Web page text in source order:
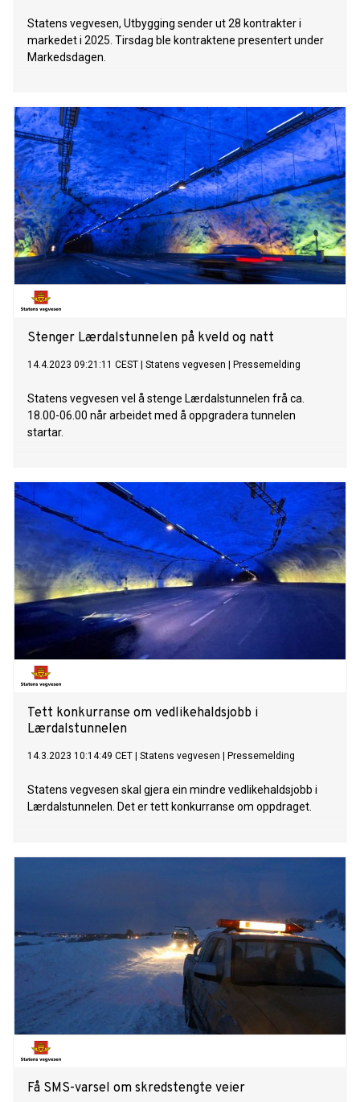
Statens vegvesen, Utbygging sender ut 28 kontrakter i
markedet i 2025. Tirsdag ble kontraktene presentert under
Markedsdagen.
Stenger Lærdalstunnelen på kveld og natt
14.4.2023 09:21:11 CEST Statens vegvesen Pressemelding
Statens vegvesen vel å stenge Lærdalstunnelen frå ca.
18.00-06.00 når arbeidet med å oppgradera tunnelen
startar.
Tett konkurranse om vedlikehaldsjobb i
Lærdalstunnelen
14.3.2023 10:14:49 CET Statens vegvesen Pressemelding
Statens vegvesen skal gjera ein mindre vedlikehaldsjobb i
Lærdalstunnelen. Det er tett konkurranse om oppdraget.
Få SMS-varsel om skredstengte veier